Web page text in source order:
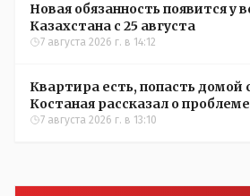
Новая обязанность появится у
Казахстана с 25 августа
7 августа 2026 г. в 14:12
Квартира есть, попасть
Костаная рассказал о
7 августа 2026 г. в 13:10